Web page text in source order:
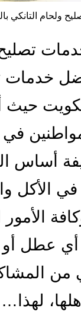
ولحام التانكي
خدمات
حيث
في
أساس
في الأكل
الأمور
عطل
من
لهذا…